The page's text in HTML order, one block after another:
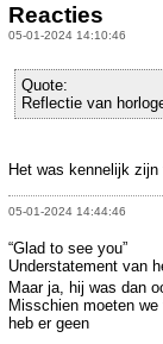
Reacties
05-01-2024 14:10:46
Quote:
Reflectie van
Het was kennelijk zijn
05-01-2024 14:44:46
“Glad to see you”
Understatement van
Maar ja, hij was dan
Misschien moeten
heb er geen